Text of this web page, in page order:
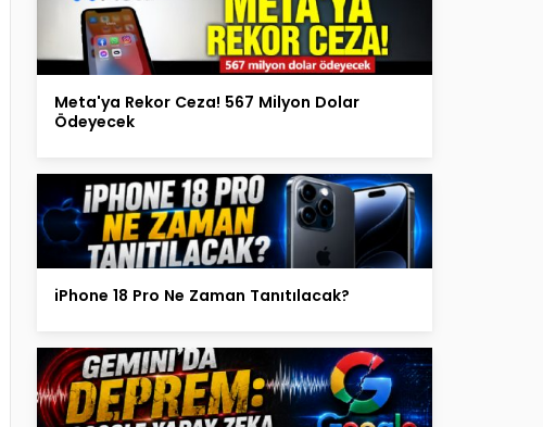
Meta'ya Rekor Ceza! 567 Milyon Dolar
Ödeyecek
iPhone 18 Pro Ne Zaman Tanıtılacak?